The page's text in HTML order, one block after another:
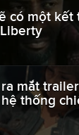
có một kết
mắt
thống